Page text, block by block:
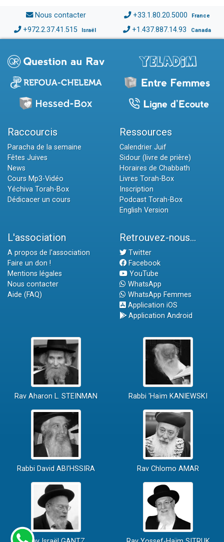
Nous contacter +33.1.80.20.5000 France
+972.2.37.41.515 Israël +1.437.887.14.93 Canada
Raccourcis
Paracha de la semaine
Fêtes Juives
News
Cours Mp3-Vidéo
Yéchiva Torah-Box
Dédicacer un cours
Ressources
Calendrier Juif
Sidour (livre de prière)
Horaires de Chabbath
Livres Torah-Box
Inscription
Podcast Torah-Box
English Version
L'association
A propos de l'association
Faire un don !
Mentions légales
Nous contacter
Aide (FAQ)
Retrouvez-nous...
Twitter
Facebook
YouTube
WhatsApp
WhatsApp Femmes
Application iOS
Application Android
Rav Aharon L. STEINMAN Rabbi 'Haïm KANIEWSKI
Rabbi David ABI'HSSIRA Rav Chlomo AMAR